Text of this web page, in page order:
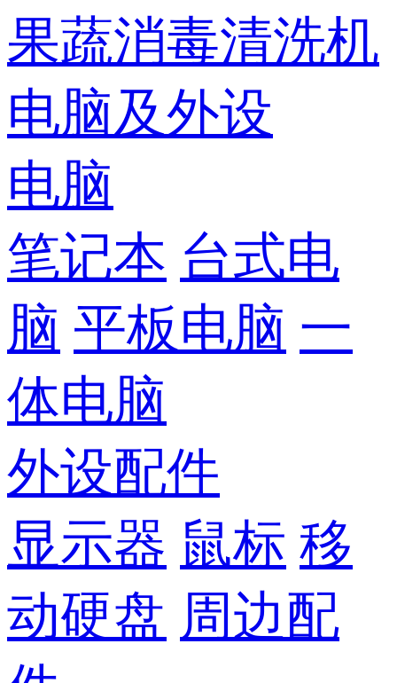
果蔬消毒清洗机
电脑及外设
电脑
笔记本 台式电
脑 平板电脑 一
体电脑
外设配件
显示器 鼠标 移
动硬盘 周边配